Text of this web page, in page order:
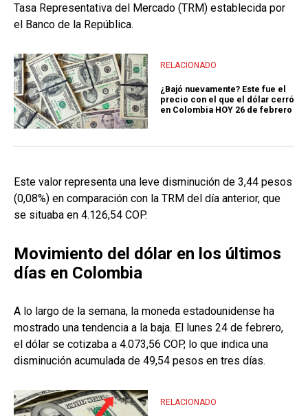
Tasa Representativa del Mercado (TRM) establecida por
el Banco de la República.
RELACIONADO
¿Bajó nuevamente? Este fue el
precio con el que el dólar cerró
en Colombia HOY 26 de febrero
Este valor representa una leve disminución de 3,44 pesos
(0,08%) en comparación con la TRM del día anterior, que
se situaba en 4.126,54 COP.
Movimiento del dólar en los últimos
días en Colombia
A lo largo de la semana, la moneda estadounidense ha
mostrado una tendencia a la baja. El lunes 24 de febrero,
el dólar se cotizaba a 4.073,56 COP, lo que indica una
disminución acumulada de 49,54 pesos en tres días.
RELACIONADO